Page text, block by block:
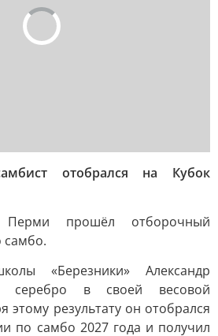
отобрался на Кубок
прошёл отборочный
«Березники» Александр
серебро в своей весовой
этому результату он отобрался
по самбо 2027 года и получил